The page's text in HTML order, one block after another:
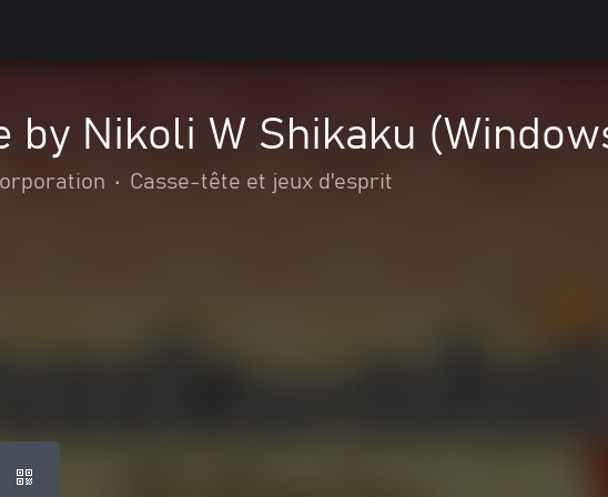
by Nikoli W Shikaku
• Casse-tête et jeux d'esprit